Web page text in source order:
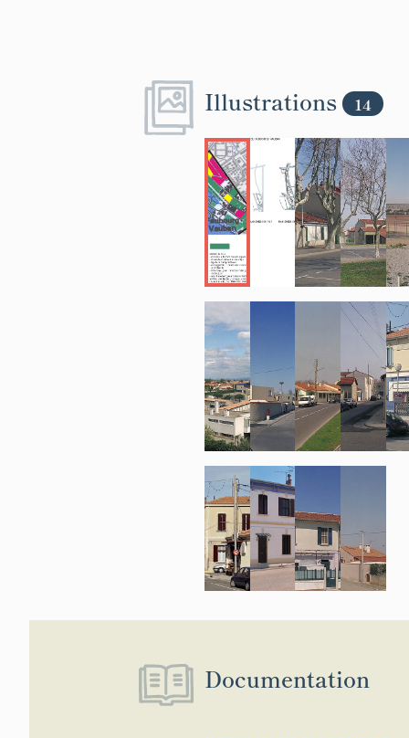
espace libre
rez-de-
le commerce
couvert de
La datation
à deux
fenêtres plus
corniche les
éclectique à
Les
appelée « le
jardin autour
rez-de-
Datés des
attestée
l'importance
Illustrations 14
Documentation